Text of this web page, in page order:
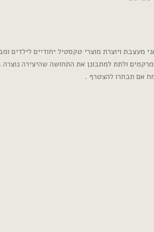
ויוצרת מוצרי טקסטיל יחודיים לילדים
ולתת למתבונן את התחושה שהיצירה
אם תבחרו להצטרף .